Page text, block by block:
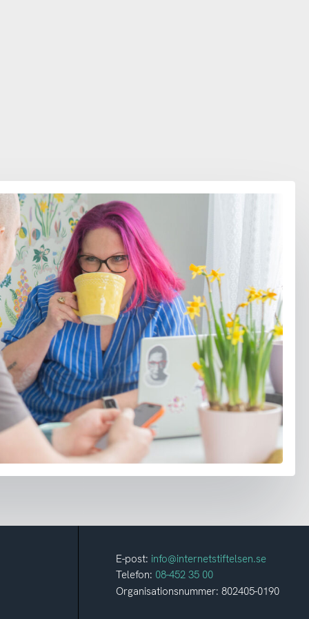
E-post: info@internetstiftelsen.se
Telefon: 08-452 35 00
Organisationsnummer: 802405-0190